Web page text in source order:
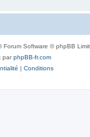
Forum Software © phpBB
parphpBB-fr.com
| Conditions